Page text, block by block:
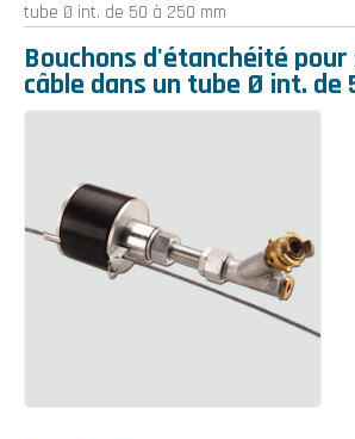
tube Ø int. de 50 à 250 mm
Bouchons d'étanchéité
câble dans un tube Ø int. de